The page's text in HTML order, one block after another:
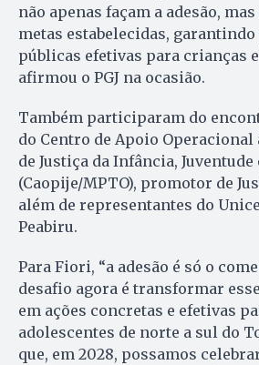
não apenas façam a adesão,
metas estabelecidas,
públicas efetivas para crianças
afirmou o PGJ na ocasião.
Também participaram do
do Centro de Apoio
de Justiça da Infância, Juventude
(Caopije/MPTO), promotor de
além de representantes do
Peabiru.
Para Fiori, “a adesão é só o
desafio agora é transformar
em ações concretas e efetivas
adolescentes de norte a sul do
que, em 2028, possamos